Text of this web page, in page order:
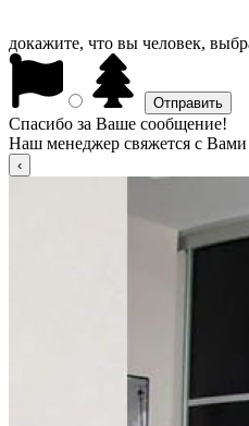
докажите, что вы человек,
Спасибо за Ваше сообщение!
Наш менеджер свяжется с